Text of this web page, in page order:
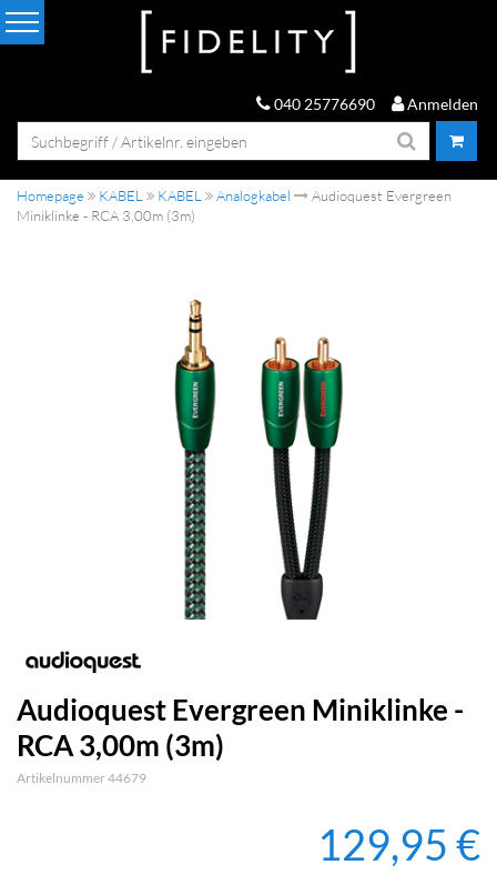
040 25776690 Anmelden
Homepage KABEL KABEL Analogkabel
Audioquest Evergreen
Miniklinke - RCA 3,00m (3m)
Audioquest Evergreen Miniklinke -
RCA 3,00m (3m)
Artikelnummer 44679
129,95 €